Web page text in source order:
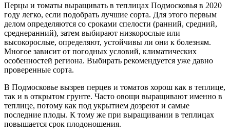
Перцы и томаты выращивать в теплицах Подмосковья в 2020
году легко, если подобрать лучшие сорта. Для этого первым
делом определяются со сроками спелости (ранний, средний,
среднеранний), затем выбирают низкорослые или
высокорослые, определяют, устойчивы ли они к болезням.
Многое зависит от погодных условий, климатических
особенностей региона. Выбирать рекомендуется уже давно
проверенные сорта.
В Подмосковье вызрев перцев и томатов хорош как в теплице,
так и в открытом грунте. Часто овощи выращивают именно в
теплице, потому как под укрытием дозреют и самые
последние плоды. К тому же при выращивании в теплицах
повышается срок плодоношения.